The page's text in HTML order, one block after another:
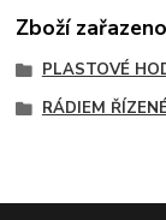
Zboží
PLASTOVÉ
RÁDIEM